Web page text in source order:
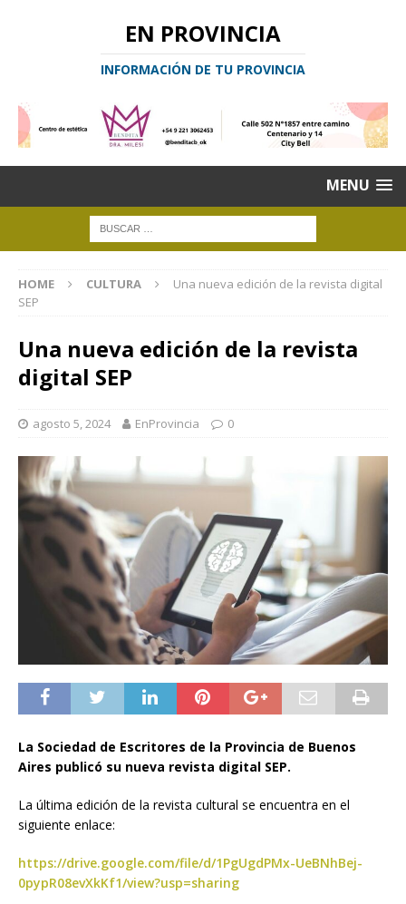
EN PROVINCIA
INFORMACIÓN DE TU PROVINCIA
MENU
HOME CULTURA
Una nueva edición de la revista digital
SEP
Una nueva edición de la revista
digital SEP
agosto 5, 2024 EnProvincia 0
La Sociedad de Escritores de la Provincia de Buenos
Aires publicó su nueva revista digital SEP.
La última edición de la revista cultural se encuentra en el
siguiente enlace:
https://drive.google.com/file/d/1PgUgdPMx-UeBNhBej-
0pypR08evXkKf1/view?usp=sharing